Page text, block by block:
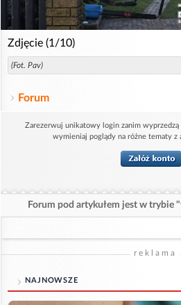
Zdjęcie (1/10)
(Fot. Pav)
Forum
Zarezerwuj unikatowy login zanim wyprzedzą
wymieniaj poglądy na różne tematy z
Forum pod artykułem jest w trybie
reklama
NAJNOWSZE